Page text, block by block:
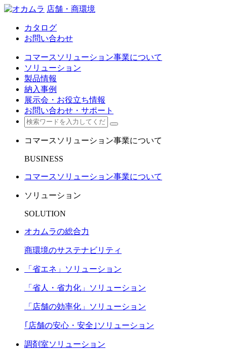
店舗・商環境
カタログ
お問い合わせ
コマースソリューション事業について
ソリューション
製品情報
納入事例
展示会・お役立ち情報
お問い合わせ・サポート
コマースソリューション事業について
BUSINESS
コマースソリューション事業について
ソリューション
SOLUTION
オカムラの総合力
商環境のサステナビリティ
「省エネ」ソリューション
「省人・省力化」ソリューション
「店舗の効率化」ソリューション
｢店舗の安心・安全｣ソリューション
調剤室ソリューション